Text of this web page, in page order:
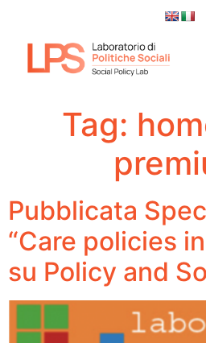
Tag:
Pubblicata
“Care policies
su Policy and